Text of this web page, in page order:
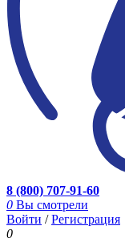
8 (800) 707-91-60
0 Вы смотрели
Войти /Регистрация
0